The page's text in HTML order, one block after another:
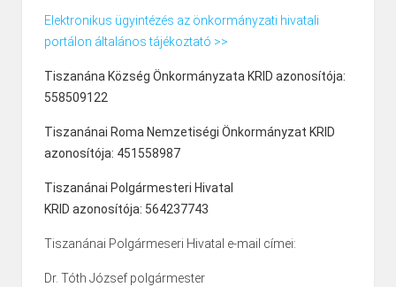
Elektronikus ügyintézés az önkormányzati hivatali
portálon általános tájékoztató >>
Tiszanána Község Önkormányzata KRID azonosítója:
558509122
Tiszanánai Roma Nemzetiségi Önkormányzat KRID
azonosítója: 451558987
Tiszanánai Polgármesteri Hivatal
KRID azonosítója: 564237743
Tiszanánai Polgármeseri Hivatal e-mail címei:
Dr. Tóth József polgármester